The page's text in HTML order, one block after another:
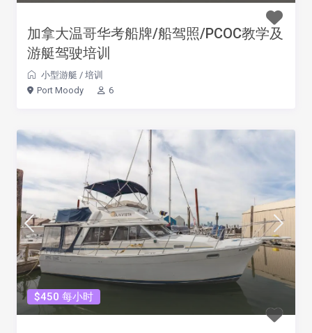
加拿大温哥华考船牌/船驾照/PCOC教学及
游艇驾驶培训
小型游艇 / 培训
Port Moody
6
$450 每小时